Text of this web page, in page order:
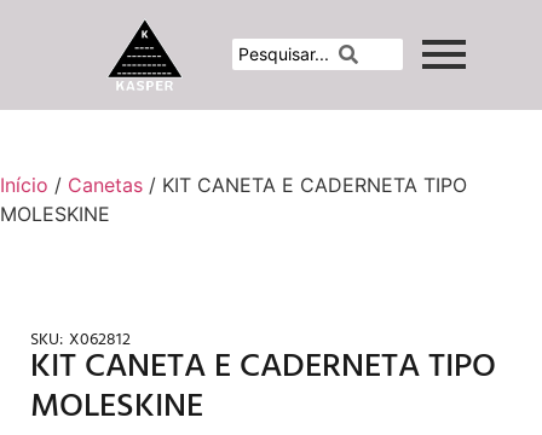
Início / Canetas / KIT CANETA E CADERNETA TIPO
MOLESKINE
SKU: X062812
KIT CANETA E CADERNETA TIPO
MOLESKINE